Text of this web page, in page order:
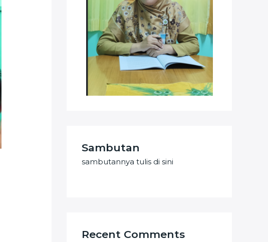
Sambutan
sambutannya tulis di sini
Recent Comments